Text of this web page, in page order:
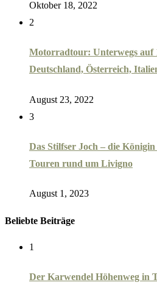
Oktober 18, 2022
2
Motorradtour: Unterwegs auf
Deutschland, Österreich,
August 23, 2022
3
Das Stilfser Joch – die
Touren rund um Livigno
August 1, 2023
Beliebte Beiträge
1
Der Karwendel Höhenweg in